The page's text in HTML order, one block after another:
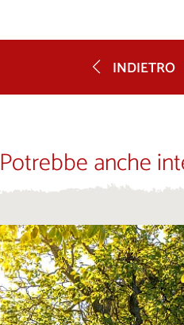
INDIETRO
Potrebbe anche